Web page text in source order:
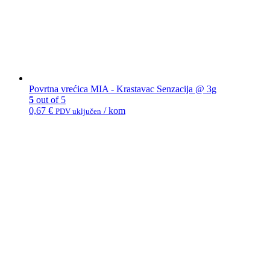
Povrtna vrećica MIA - Krastavac Senzacija @ 3g
5 out of 5
0,67 € PDV uključen / kom